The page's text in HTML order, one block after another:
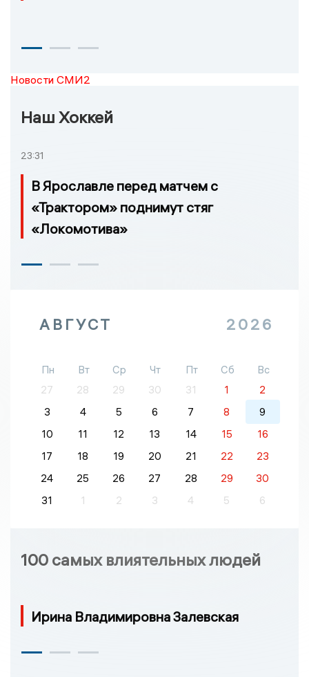
Новости СМИ2
Наш Хоккей
23:31
В Ярославле перед матчем с
«Трактором» поднимут стяг
«Локомотива»
АВГУСТ 2026
Пн Вт Ср Чт Пт Сб
Вс
27
28 29 30 31 1
2
3
4 5 6 7 8
9
10
11 12 13 14 15
16
17
18 19 20 21 22
23
24
25 26 27 28 29
30
31
1 2 3 4 5 6
100 самых влиятельных людей
Ирина Владимировна Залевская